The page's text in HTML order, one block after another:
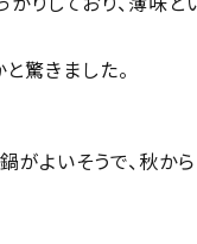
驚きました。
よいそうで、秋から